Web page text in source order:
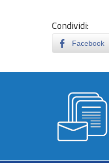
Condividi:
Facebook